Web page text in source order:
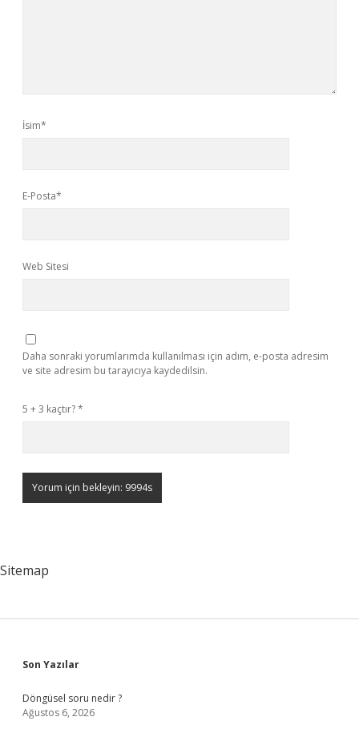
İsim*
E-Posta*
Web Sitesi
Daha sonraki yorumlarımda kullanılması için adım, e-posta adresim
ve site adresim bu tarayıcıya kaydedilsin.
5 + 3 kaçtır?*
Sitemap
Sidebar
Son Yazılar
Döngüsel soru nedir ?
Ağustos 6, 2026